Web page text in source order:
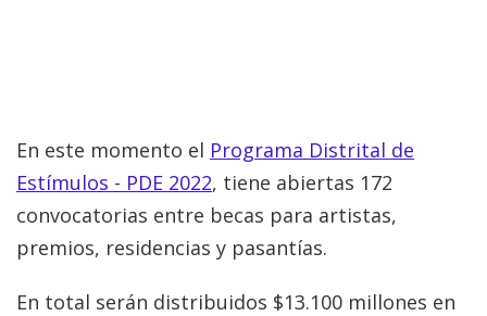
En este momento el Programa Distrital de
Estímulos - PDE 2022, tiene abiertas 172
convocatorias entre becas para artistas,
premios, residencias y pasantías.
En total serán distribuidos $13.100 millones en